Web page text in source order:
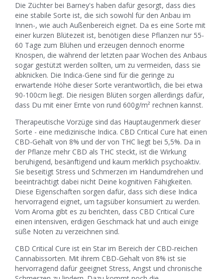
Die Züchter bei Barney's haben dafür gesorgt, dass dies
eine stabile Sorte ist, die sich sowohl für den Anbau im
Innen-, wie auch Außenbereich eignet. Da es eine Sorte mit
einer kurzen Blütezeit ist, benötigen diese Pflanzen nur 55-
60 Tage zum Blühen und erzeugen dennoch enorme
Knospen, die während der letzten paar Wochen des Anbaus
sogar gestützt werden sollten, um zu vermeiden, dass sie
abknicken. Die Indica-Gene sind für die geringe zu
erwartende Höhe dieser Sorte verantwortlich, die bei etwa
90-100cm liegt. Die riesigen Blüten sorgen allerdings dafür,
dass Du mit einer Ernte von rund 600g/m² rechnen kannst.
Therapeutische Vorzüge sind das Hauptaugenmerk dieser
Sorte - eine medizinische Indica. CBD Critical Cure hat einen
CBD-Gehalt von 8% und der von THC liegt bei 5,5%. Da in
der Pflanze mehr CBD als THC steckt, ist die Wirkung
beruhigend, besänftigend und kaum merklich psychoaktiv.
Sie beseitigt Stress und Schmerzen im Handumdrehen und
beeinträchtigt dabei nicht Deine kognitiven Fähigkeiten.
Diese Eigenschaften sorgen dafür, dass sich diese Indica
hervorragend eignet, um tagsüber konsumiert zu werden.
Vom Aroma gibt es zu berichten, dass CBD Critical Cure
einen intensiven, erdigen Geschmack hat und auch einige
süße Noten zu verzeichnen sind.
CBD Critical Cure ist ein Star im Bereich der CBD-reichen
Cannabissorten. Mit ihrem CBD-Gehalt von 8% ist sie
hervorragend dafür geeignet Stress, Angst und chronische